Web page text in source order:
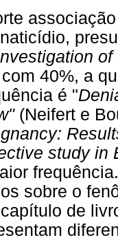
40%, a
é "
(Neifert e
study in
sobre o
de